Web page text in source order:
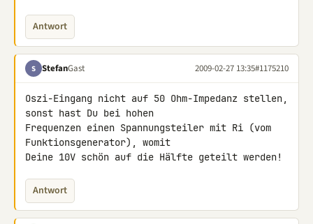
Antwort
S StefanGast 2009-02-27 13:35#1175210
Oszi-Eingang nicht auf 50 Ohm-Impedanz stellen,
sonst hast Du bei hohen
Frequenzen einen Spannungsteiler mit Ri (vom
Funktionsgenerator), womit
Deine 10V schön auf die Hälfte geteilt werden!
Antwort